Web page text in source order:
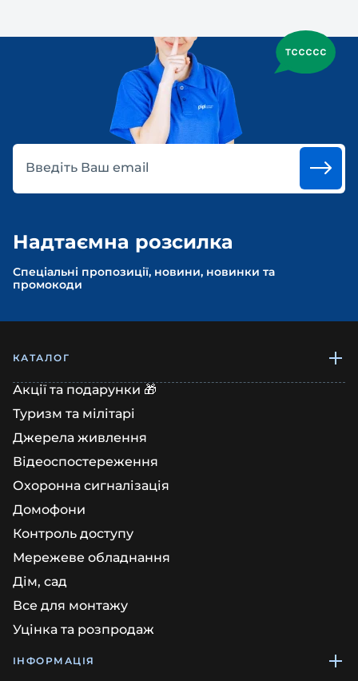
Введіть Ваш email
Надтаємна розсилка
Спеціальні пропозиції, новини, новинки та
промокоди
КАТАЛОГ
Акції та подарунки 🎁
Туризм та мілітарі
Джерела живлення
Відеоспостереження
Охоронна сигналізація
Домофони
Контроль доступу
Мережеве обладнання
Дім, сад
Все для монтажу
Уцінка та розпродаж
ІНФОРМАЦІЯ